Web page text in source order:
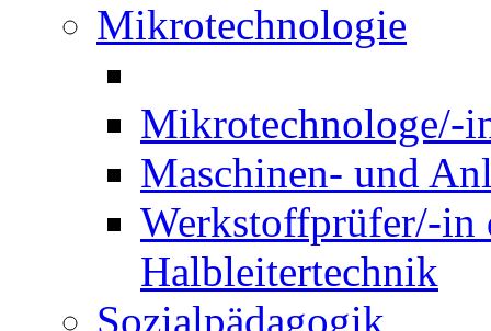
Mikrotechnologie
Mikrotechnologe/-
Maschinen- und
Werkstoffprüfer/-in
Halbleitertechnik
Sozialpädagogik